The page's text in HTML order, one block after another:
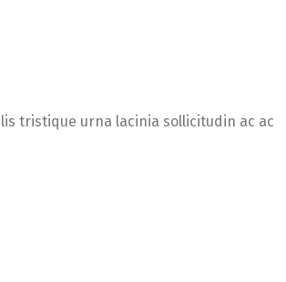
tristique urna lacinia sollicitudin ac ac